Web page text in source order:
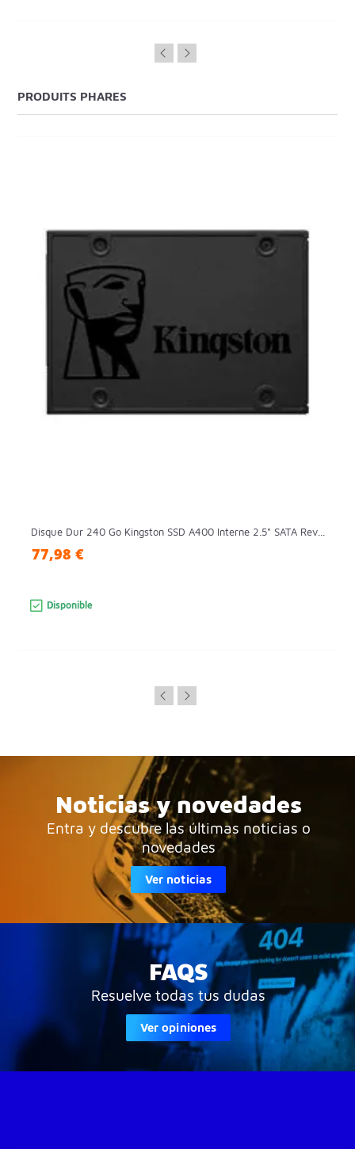
PRODUITS PHARES
Disque Dur 240 Go Kingston SSD A400 Interne 2.5" SATA Rev...
77,98 €
Disponible
Noticias y novedades
Entra y descubre las últimas noticias o
novedades
Ver noticias
FAQS
Resuelve todas tus dudas
Ver opiniones